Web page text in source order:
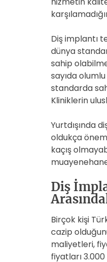
Diş implantı
dünya
sahip
sayıda
standarda
Kliniklerin
Yurtdışında
oldukça
kaçış
Diş
Birçok kişi
cazip
maliyetleri,
fiyatları